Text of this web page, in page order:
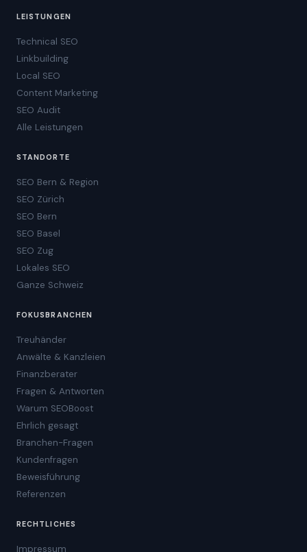
LEISTUNGEN
Technical SEO
Linkbuilding
Local SEO
Content Marketing
SEO Audit
Alle Leistungen
STANDORTE
SEO Bern & Region
SEO Zürich
SEO Bern
SEO Basel
SEO Zug
Lokales SEO
Ganze Schweiz
FOKUSBRANCHEN
Treuhänder
Anwälte & Kanzleien
Finanzberater
Fragen & Antworten
Warum SEOBoost
Ehrlich gesagt
Branchen-Fragen
Kundenfragen
Beweisführung
Referenzen
RECHTLICHES
Impressum